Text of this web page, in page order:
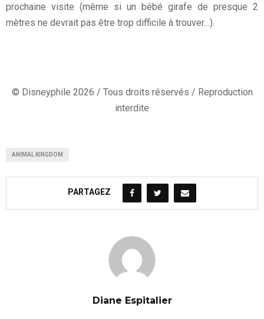
prochaine visite (même si un bébé girafe de presque 2
mètres ne devrait pas être trop difficile à trouver…).
© Disneyphile 2026 / Tous droits réservés / Reproduction
interdite
ANIMAL KINGDOM
PARTAGEZ
Diane Espitalier